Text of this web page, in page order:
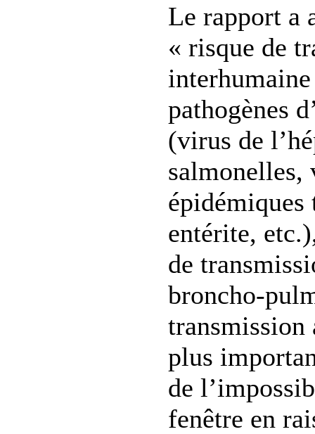
Le rapport a
« risque de
pathogènes
(virus de
salmonelles,
épidémiques
entérite,
de
broncho-
transmission
plus
de
fenêtre en